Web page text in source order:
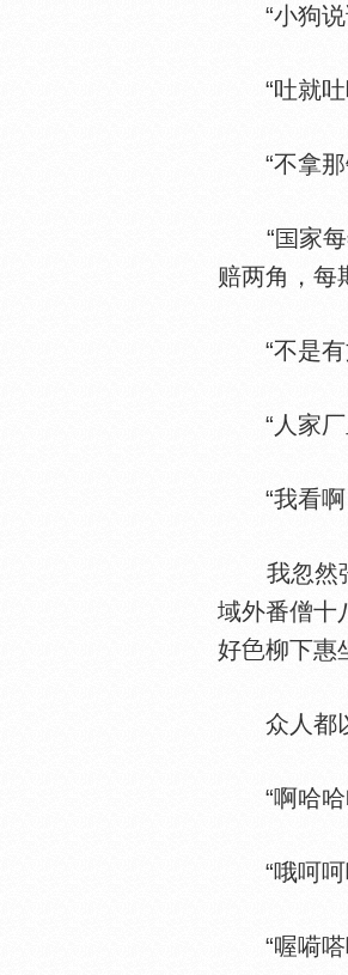
“小狗说
“吐就吐
“不拿那
“
家
赔两角，每
“不是有
“人家厂
“我看啊
我忽然张
域外番僧十
好
柳下惠
众人都以
“啊哈哈
“哦呵呵
“喔嗬嗒